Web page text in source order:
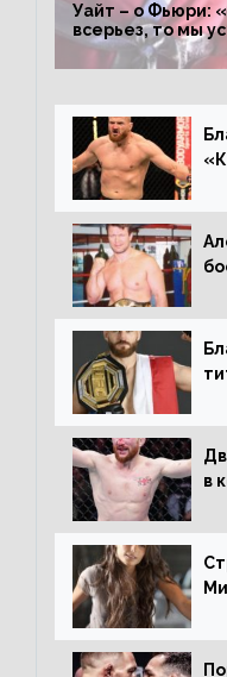
Уайт – о Фьюри:
всерьез, то мы
заставил
Конором»
в